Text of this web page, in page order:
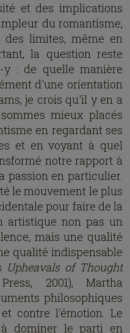
et des implications
du romantisme,
limites, même en
la question reste
y : de quelle manière
d'une orientation
je crois qu'il y en a
mieux placés
en regardant ses
et en voyant à quel
notre rapport à
passion en particulier.
le mouvement le plus
pour faire de la
artistique non pas un
mais une qualité
qualité indispensable
Upheavals of Thought
2001), Martha
philosophiques
contre l'émotion. Le
dominer le parti en